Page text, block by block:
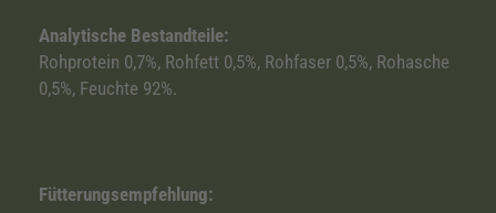
Analytische Bestandteile:
Rohprotein 0,7%, Rohfett 0,5%, Rohfaser 0,5%, Rohasche
0,5%, Feuchte 92%.
Fütterungsempfehlung: